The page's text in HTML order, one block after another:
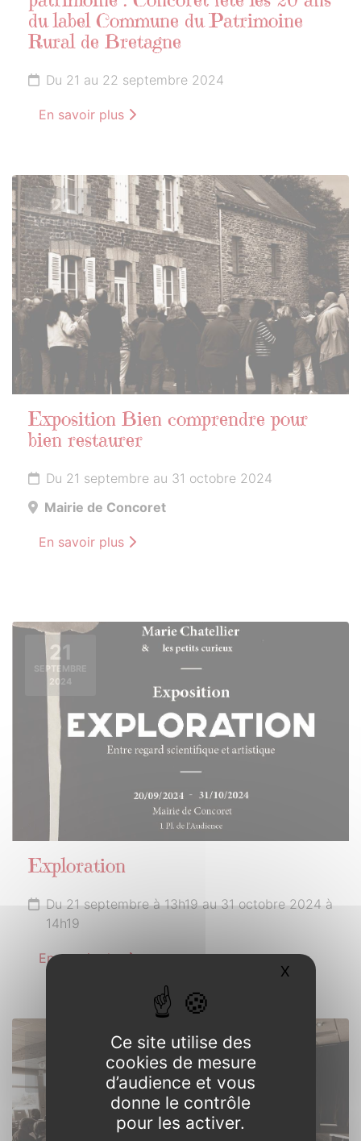
du label Commune du Patrimoine
Rural de Bretagne
Du 21 au 22 septembre 2024
En savoir plus
21
SEPTEMBRE
2024
Exposition Bien comprendre pour
bien restaurer
Du 21 septembre au 31 octobre 2024
Mairie de Concoret
En savoir plus
21
SEPTEMBRE
2024
Exploration
Du 21 septembre à 13h19 au 31 octobre 2024 à
14h19
En savoir plus
OCTOBRE
Ce site utilise des
cookies de mesure
d’audience et vous
donne le contrôle
pour les activer.
X Masquer